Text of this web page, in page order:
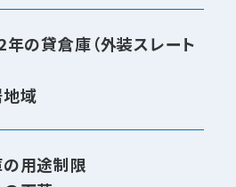
の貸倉庫（外装スレート
域
用途制限